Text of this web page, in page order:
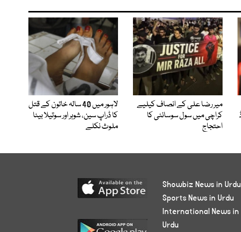
میر رضا علی کے انصاف کیلیے
کراچی میں سول سوسائٹی کا
احتجاج
لاہور میں 40 سالہ خاتون کے قتل
کا ڈراپ سین، شوہر اور سوتیلا بیٹا
ملوث نکلے
Showbiz News in Urdu
Sports News in Urdu
International News in
Urdu